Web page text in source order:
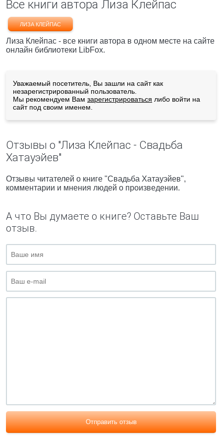
Все книги автора Лиза Клейпас
ЛИЗА КЛЕЙПАС
Лиза Клейпас - все книги автора в одном месте на сайте
онлайн библиотеки LibFox.
Уважаемый посетитель, Вы зашли на сайт как
незарегистрированный пользователь.
Мы рекомендуем Вам зарегистрироваться либо войти на
сайт под своим именем.
Отзывы о "Лиза Клейпас - Свадьба
Хатауэйев"
Отзывы читателей о книге "Свадьба Хатауэйев",
комментарии и мнения людей о произведении.
А что Вы думаете о книге? Оставьте Ваш
отзыв.
Отправить отзыв